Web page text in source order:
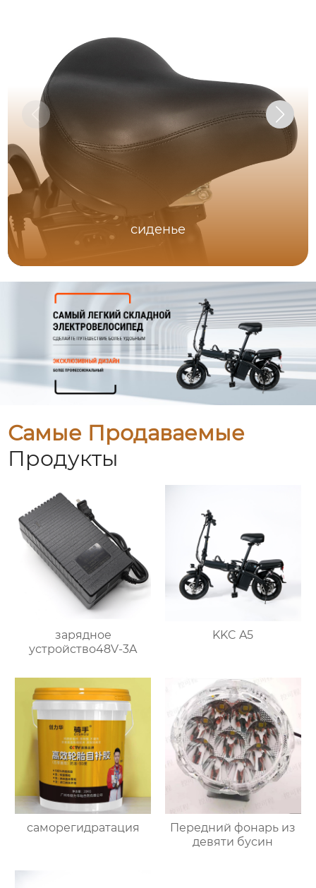
сиденье
Самые Продаваемые
Продукты
зарядное
устройство48V-3A
KKC A5
саморегидратация
Передний фонарь из
девяти бусин